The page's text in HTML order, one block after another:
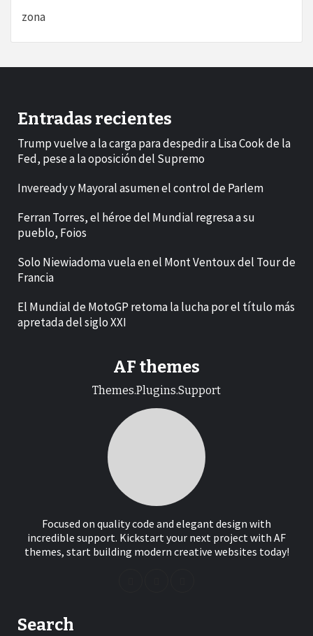
zona
Entradas recientes
Trump vuelve a la carga para despedir a Lisa Cook de la
Fed, pese a la oposición del Supremo
Inveready y Mayoral asumen el control de Parlem
Ferran Torres, el héroe del Mundial regresa a su
pueblo, Foios
Solo Niewiadoma vuela en el Mont Ventoux del Tour de
Francia
El Mundial de MotoGP retoma la lucha por el título más
apretada del siglo XXI
AF themes
Themes.Plugins.Support
Focused on quality code and elegant design with
incredible support. Kickstart your next project with AF
themes, start building modern creative websites today!
Search